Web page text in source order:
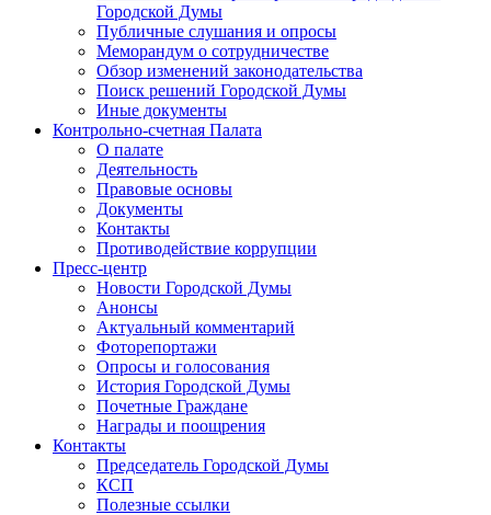
Городской Думы
Публичные слушания и опросы
Меморандум о сотрудничестве
Обзор изменений законодательства
Поиск решений Городской Думы
Иные документы
Контрольно-счетная Палата
О палате
Деятельность
Правовые основы
Документы
Контакты
Противодействие коррупции
Пресс-центр
Новости Городской Думы
Анонсы
Актуальный комментарий
Фоторепортажи
Опросы и голосования
История Городской Думы
Почетные Граждане
Награды и поощрения
Контакты
Председатель Городской Думы
КСП
Полезные ссылки